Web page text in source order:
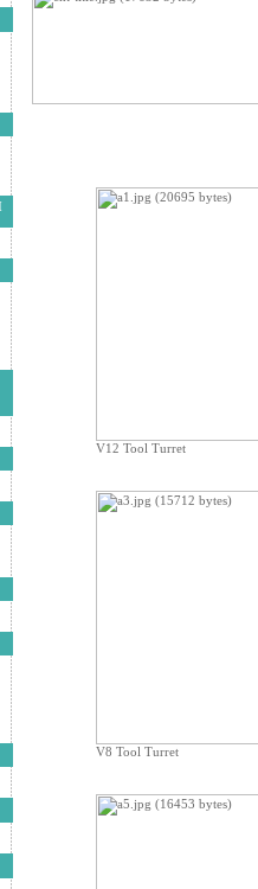
V12 Tool Turret
V8 Tool Turret